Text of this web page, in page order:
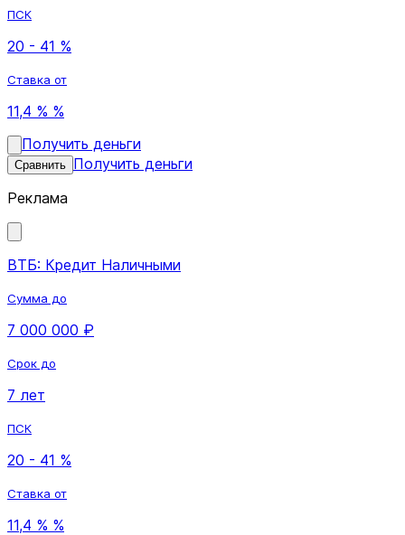
ПСК
20 - 41 %
Ставка от
11,4 % %
Получить деньги
Сравнить Получить деньги
Реклама
ВТБ: Кредит Наличными
Сумма до
7 000 000 ₽
Срок до
7 лет
ПСК
20 - 41 %
Ставка от
11,4 % %